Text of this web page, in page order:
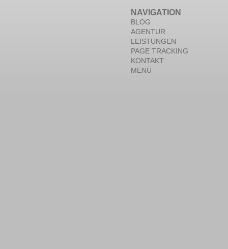
NAVIGATION
BLOG
AGENTUR
LEISTUNGEN
PAGE TRACKING
KONTAKT
MENÜ